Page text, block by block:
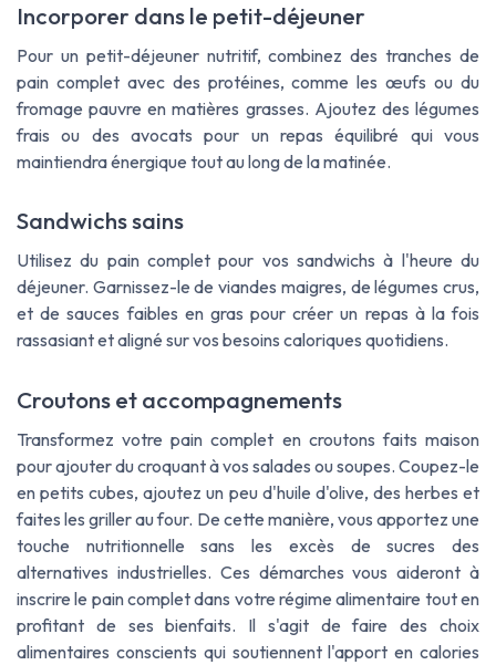
Incorporer dans le petit-déjeuner
Pour un petit-déjeuner nutritif, combinez des tranches de
pain complet avec des protéines, comme les œufs ou du
fromage pauvre en matières grasses. Ajoutez des légumes
frais ou des avocats pour un repas équilibré qui vous
maintiendra énergique tout au long de la matinée.
Sandwichs sains
Utilisez du pain complet pour vos sandwichs à l'heure du
déjeuner. Garnissez-le de viandes maigres, de légumes crus,
et de sauces faibles en gras pour créer un repas à la fois
rassasiant et aligné sur vos besoins caloriques quotidiens.
Croutons et accompagnements
Transformez votre pain complet en croutons faits maison
pour ajouter du croquant à vos salades ou soupes. Coupez-le
en petits cubes, ajoutez un peu d'huile d'olive, des herbes et
faites les griller au four. De cette manière, vous apportez une
touche nutritionnelle sans les excès de sucres des
alternatives industrielles. Ces démarches vous aideront à
inscrire le pain complet dans votre régime alimentaire tout en
profitant de ses bienfaits. Il s'agit de faire des choix
alimentaires conscients qui soutiennent l'apport en calories